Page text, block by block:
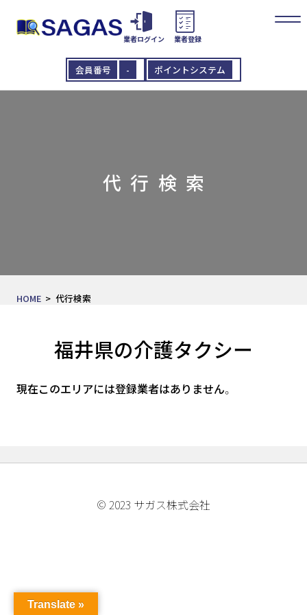
会員番号 - ポイントシステム
業者ログイン 業者登録
代行検索
HOME 代行検索
福井県の介護タクシー
現在このエリアには登録業者はありません。
© 2023 サガス株式会社
Translate »